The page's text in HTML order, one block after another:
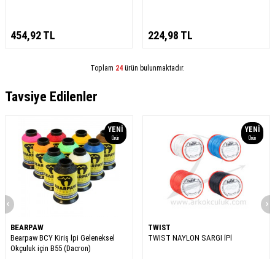
454,92TL 224,98 TL
Toplam 24 ürün bulunmaktadır.
Tavsiye Edilenler
YENI
Ürün
BEARPAW
Bearpaw BCY Kiriş İpi Geleneksel
Okçuluk için B55 (Dacron)
YENI
Ürün
TWIST
TWIST NAYLON SARGI İPİ